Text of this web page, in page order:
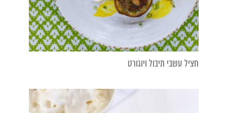
חציל עשבי תיבול ויוגורט